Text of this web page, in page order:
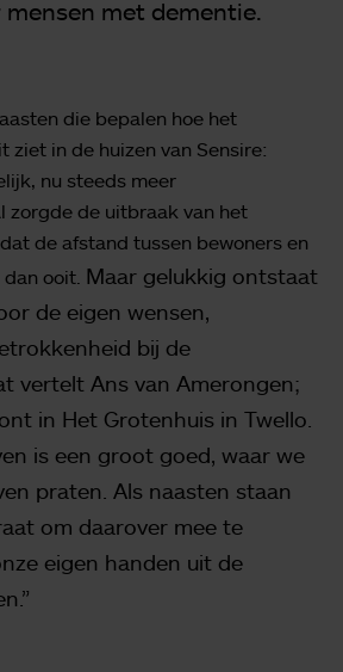
met dementie.
die bepalen hoe het
ziet in de huizen van Sensire:
nu steeds meer
zorgde de uitbraak van het
de afstand tussen bewoners en
ooit. Maar gelukkig ontstaat
de eigen wensen,
bij de
vertelt Ans van Amerongen;
in Het Grotenhuis in Twello.
is een groot goed, waar we
praten. Als naasten staan
om daarover mee te
eigen handen uit de